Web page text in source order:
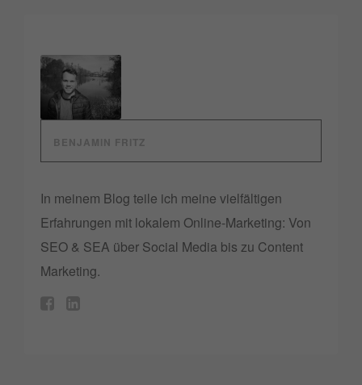
BENJAMIN FRITZ
In meinem Blog teile ich meine vielfältigen
Erfahrungen mit lokalem Online-Marketing: Von
SEO & SEA über Social Media bis zu Content
Marketing.